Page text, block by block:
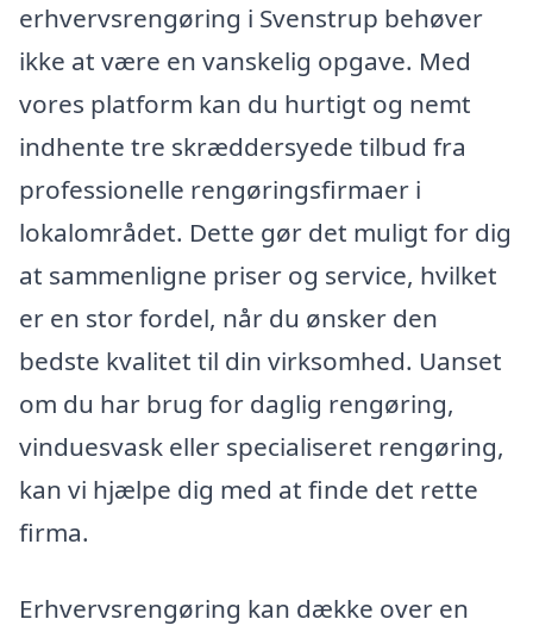
erhvervsrengøring i Svenstrup behøver
ikke at være en vanskelig opgave. Med
vores platform kan du hurtigt og nemt
indhente tre skræddersyede tilbud fra
professionelle rengøringsfirmaer i
lokalområdet. Dette gør det muligt for dig
at sammenligne priser og service, hvilket
er en stor fordel, når du ønsker den
bedste kvalitet til din virksomhed. Uanset
om du har brug for daglig rengøring,
vinduesvask eller specialiseret rengøring,
kan vi hjælpe dig med at finde det rette
firma.
Erhvervsrengøring kan dække over en